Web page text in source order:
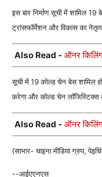
इस बार निर्माण सूची में शामिल
ट्रांसफॉर्मेशन और विकास का
Also Read - ऑनर
सूची में 19 कोल्ड चेन बेस शामिल
करेगा और कोल्ड चेन लॉजिस्टिक्स
Also Read - ऑनर
(साभार- चाइना मीडिया ग्रुप,
--आईएएनएस